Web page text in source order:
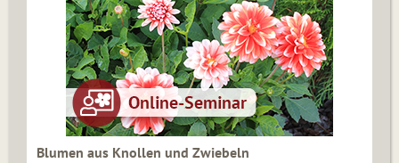
Blumen aus Knollen und Zwiebeln